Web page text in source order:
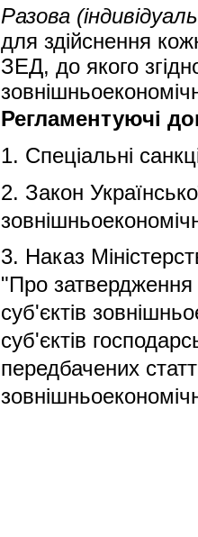
Разова
для здійснення
ЗЕД, до якого
Регламентуючі
1. Спеціальні
2. Закон
3. Наказ
"Про
суб'єктів
суб'єктів
передбачених